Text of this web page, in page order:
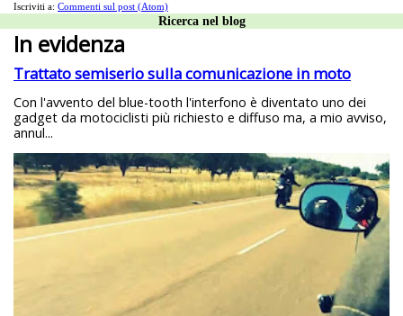
Iscriviti a: Commenti sul post (Atom)
Ricerca nel blog
In evidenza
Trattato semiserio sulla comunicazione in moto
Con l'avvento del blue-tooth l'interfono è diventato uno dei
gadget da motociclisti più richiesto e diffuso ma, a mio avviso,
annul...